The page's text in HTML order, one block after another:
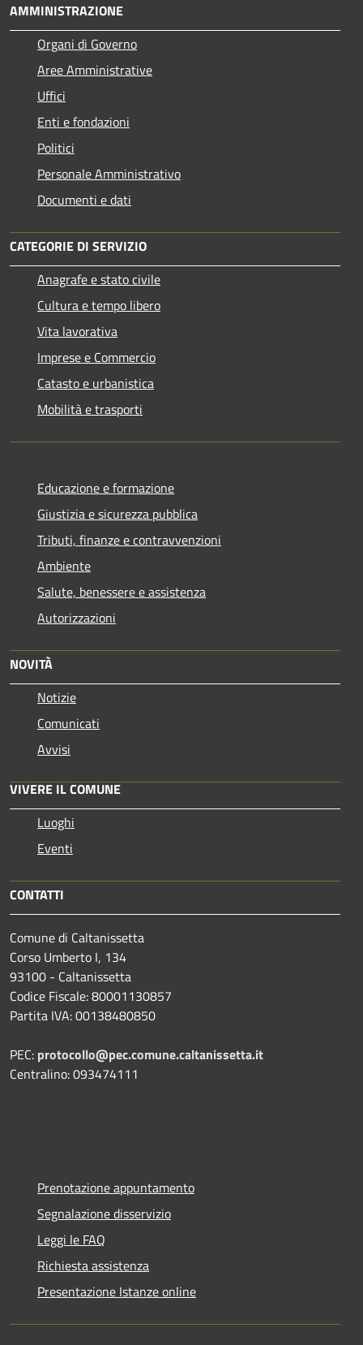
AMMINISTRAZIONE
Organi di Governo
Aree Amministrative
Uffici
Enti e fondazioni
Politici
Personale Amministrativo
Documenti e dati
CATEGORIE DI SERVIZIO
Anagrafe e stato civile
Cultura e tempo libero
Vita lavorativa
Imprese e Commercio
Catasto e urbanistica
Mobilità e trasporti
Educazione e formazione
Giustizia e sicurezza pubblica
Tributi, finanze e contravvenzioni
Ambiente
Salute, benessere e assistenza
Autorizzazioni
NOVITÀ
Notizie
Comunicati
Avvisi
VIVERE IL COMUNE
Luoghi
Eventi
CONTATTI
Comune di Caltanissetta
Corso Umberto I, 134
93100 - Caltanissetta
Codice Fiscale: 80001130857
Partita IVA: 00138480850
PEC: protocollo@pec.comune.caltanissetta.it
Centralino: 093474111
Prenotazione appuntamento
Segnalazione disservizio
Leggi le FAQ
Richiesta assistenza
Presentazione Istanze online